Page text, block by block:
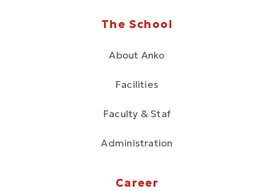
The School
About Anko
Facilities
Faculty & Staf
Administration
Career